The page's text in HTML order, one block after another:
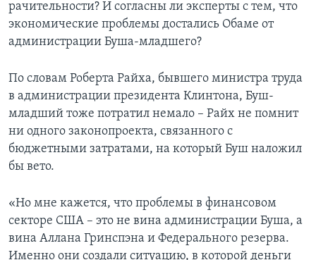
рачительности? И согласны ли эксперты с тем, что
экономические проблемы достались Обаме от
администрации Буша-младшего?
По словам Роберта Райха, бывшего министра труда
в администрации президента Клинтона, Буш-
младший тоже потратил немало – Райх не помнит
ни одного законопроекта, связанного с
бюджетными затратами, на который Буш наложил
бы вето.
«Но мне кажется, что проблемы в финансовом
секторе США – это не вина администрации Буша, а
вина Аллана Гринспэна и Федерального резерва.
Именно они создали ситуацию, в которой деньги